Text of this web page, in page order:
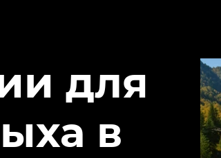
для
в